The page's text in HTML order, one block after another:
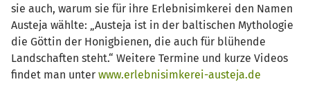
sie auch, warum sie für ihre Erlebnisimkerei den Namen
Austeja wählte: „Austeja ist in der baltischen Mythologie
die Göttin der Honigbienen, die auch für blühende
Landschaften steht.“ Weitere Termine und kurze Videos
findet man unter www.erlebnisimkerei-austeja.de